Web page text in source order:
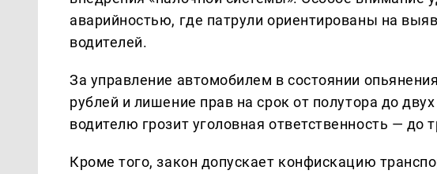
аварийностью, где патрули ориентированы на
водителей.
За управление автомобилем в состоянии
рублей и лишение прав на срок от полутора до
водителю грозит уголовная ответственность — до
Кроме того, закон допускает конфискацию